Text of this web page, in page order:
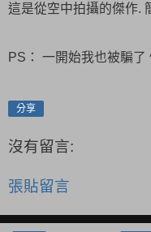
這是從空中拍攝的傑作.
PS： 一開始我也被騙了
分享
沒有留言:
張貼留言